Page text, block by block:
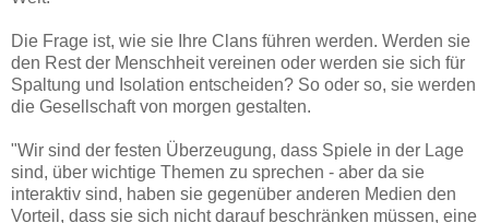
Die Frage ist, wie sie Ihre Clans führen werden. Werden sie
den Rest der Menschheit vereinen oder werden sie sich für
Spaltung und Isolation entscheiden? So oder so, sie werden
die Gesellschaft von morgen gestalten.
"Wir sind der festen Überzeugung, dass Spiele in der Lage
sind, über wichtige Themen zu sprechen - aber da sie
interaktiv sind, haben sie gegenüber anderen Medien den
Vorteil, dass sie sich nicht darauf beschränken müssen, eine